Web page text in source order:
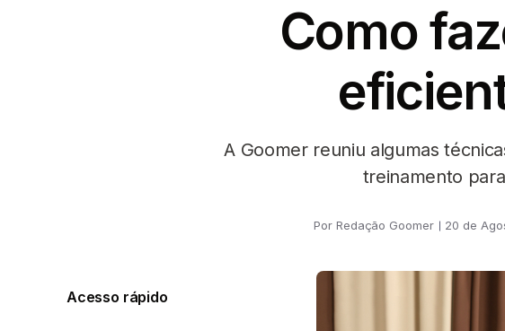
Como
A Goomer reuniu algumas
treinamento
Por Redação Goomer 20 de
Acesso rápido